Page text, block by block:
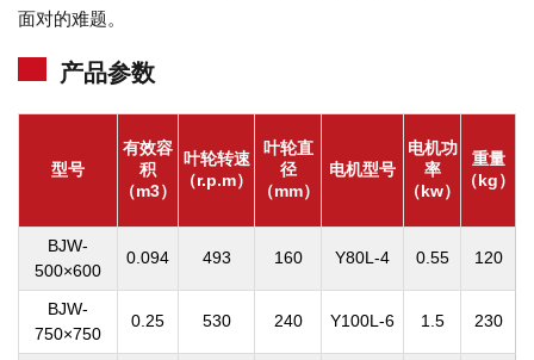
面对的难题。
产品参数
型号
有效容
积
（m3）
叶轮转速
（r.p.m）
叶轮直
径
（mm）
电机型号
电机功
率
（kw）
重量
（kg）
BJW-
500×600
0.094 493 160 Y80L-4 0.55 120
BJW-
750×750
0.25 530 240 Y100L-6 1.5 230